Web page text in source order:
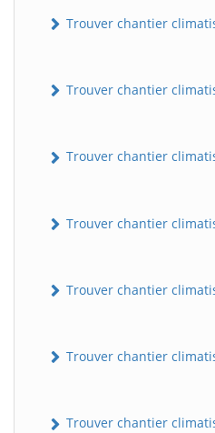
Trouver chantier
Trouver chantier
Trouver chantier
Trouver chantier
Trouver chantier
Trouver chantier
Trouver chantier